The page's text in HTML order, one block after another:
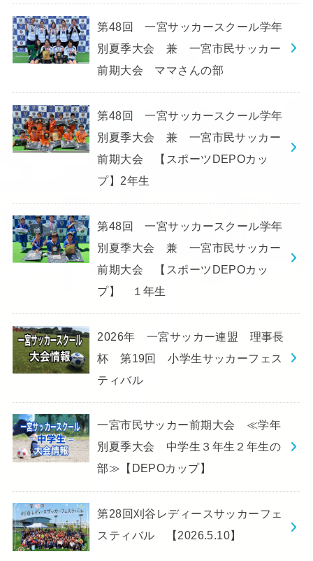
第48回 一宮サッカースクール学年
別夏季大会 兼 一宮市民サッカー
前期大会 ママさんの部
第48回 一宮サッカースクール学年
別夏季大会 兼 一宮市民サッカー
前期大会 【スポーツDEPOカッ
プ】2年生
第48回 一宮サッカースクール学年
別夏季大会 兼 一宮市民サッカー
前期大会 【スポーツDEPOカッ
プ】 １年生
2026年 一宮サッカー連盟 理事長
杯 第19回 小学生サッカーフェス
ティバル
一宮市民サッカー前期大会 ≪学年
別夏季大会 中学生３年生２年生の
部≫【DEPOカップ】
第28回刈谷レディースサッカーフェ
スティバル 【2026.5.10】